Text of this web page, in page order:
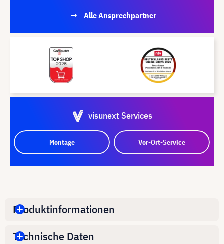
Alle Ansprechpartner
visunext Services
Montage Vor-Ort-Service
Produktinformationen
Technische Daten